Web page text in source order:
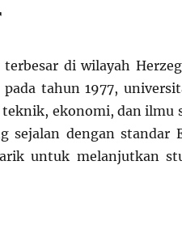
di wilayah
tahun 1977,
ekonomi, dan ilmu
dengan standar
untuk melanjutkan